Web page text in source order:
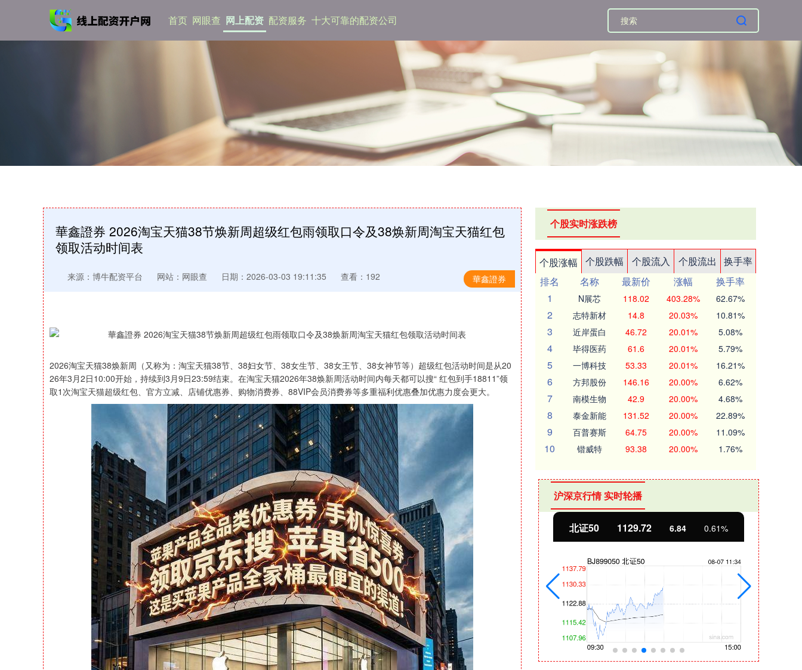
首页 网眼查 网上配资 配资服务 十大可靠的配资公司
華鑫證券 2026淘宝天猫38节焕新周超级红包雨领取口令及38焕新周淘宝天猫红包
领取活动时间表
華鑫證券
来源：博牛配资平台 网站：网眼查 日期：2026-03-03 19:11:35 查看：192
2026淘宝天猫38焕新周（又称为：淘宝天猫38节、38妇女节、38女生节、38女王节、38女神节等）超级红包活动时间是从20
26年3月2日10:00开始，持续到3月9日23:59结束。在淘宝天猫2026年38焕新周活动时间内每天都可以搜“ 红包到手18811”领
取1次淘宝天猫超级红包、官方立减、店铺优惠券、购物消费券、88VIP会员消费券等多重福利优惠叠加优惠力度会更大。
个股实时涨跌榜
个股涨幅 个股跌幅 个股流入 个股流出
换手率
排名
名称 最新价 涨幅
换手率
1
N展芯 118.02 403.28% 62.67%
2 志特新材 14.8 20.03% 10.81%
3 近岸蛋白 46.72 20.01% 5.08%
4 毕得医药 61.6 20.01% 5.79%
5 一博科技 53.33 20.01% 16.21%
6 方邦股份 146.16 20.00% 6.62%
7 南模生物 42.9 20.00% 4.68%
8 泰金新能 131.52 20.00% 22.89%
9 百普赛斯 64.75 20.00% 11.09%
10 锴威特 93.38 20.00% 1.76%
沪深京行情 实时轮播
深证成指 14295.08 184.96 1.31% 沪深300 4689.96 38.65 北证50 1129.72 6.84 0.61%